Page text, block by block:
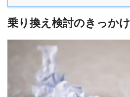
乗り換え検討のきっかけ